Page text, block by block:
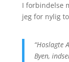
I forbindelse
jeg for nylig
“Hoslagte
Byen,